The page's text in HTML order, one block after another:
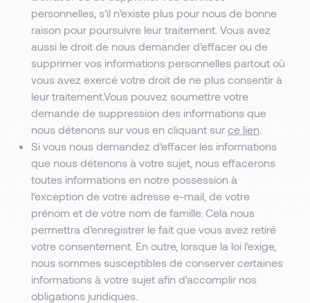
personnelles, s’il n’existe plus pour nous de bonne
raison pour poursuivre leur traitement. Vous avez
aussi le droit de nous demander d’effacer ou de
supprimer vos informations personnelles partout où
vous avez exercé votre droit de ne plus consentir à
leur traitement.Vous pouvez soumettre votre
demande de suppression des informations que
nous détenons sur vous en cliquant sur ce lien
Si vous nous demandez d’effacer les informations
que nous détenons à votre sujet, nous effacerons
toutes informations en notre possession à
l’exception de votre adresse e-mail, de votre
prénom et de votre nom de famille. Cela nous
permettra d’enregistrer le fait que vous avez retiré
votre consentement. En outre, lorsque la loi l’exige,
nous sommes susceptibles de conserver certaines
informations à votre sujet afin d'accomplir nos
obligations juridiques.